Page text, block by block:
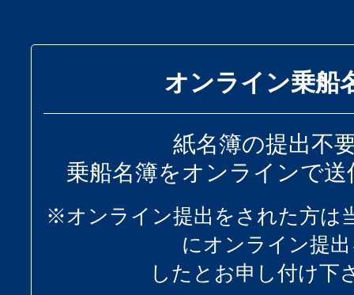
オンライン乗船
紙名簿の提出不
乗船名簿をオンラインで
※オンライン提出をされた方は
にオンライン提
したとお申し付け下